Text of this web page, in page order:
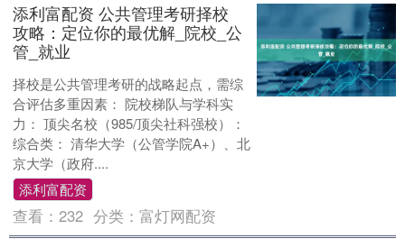
添利富配资 公共管理考研择校
攻略：定位你的最优解_院校_公
管_就业
择校是公共管理考研的战略起点，需综
合评估多重因素： 院校梯队与学科实
力： 顶尖名校（985/顶尖社科强校）：
综合类： 清华大学（公管学院A+）、北
京大学（政府....
添利富配资
查看：232 分类：富灯网配资